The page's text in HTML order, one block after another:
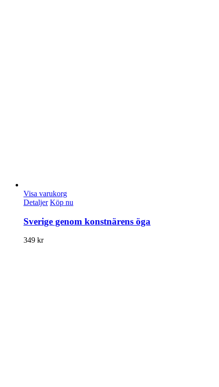
Visa varukorg
Detaljer Köp nu
Sverige genom konstnärens öga
349 kr